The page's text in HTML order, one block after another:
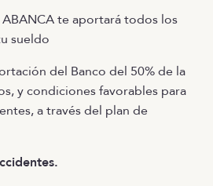
ABANCA te aportará todos los
sueldo
del Banco del 50% de la
y condiciones favorables para
a través del plan de